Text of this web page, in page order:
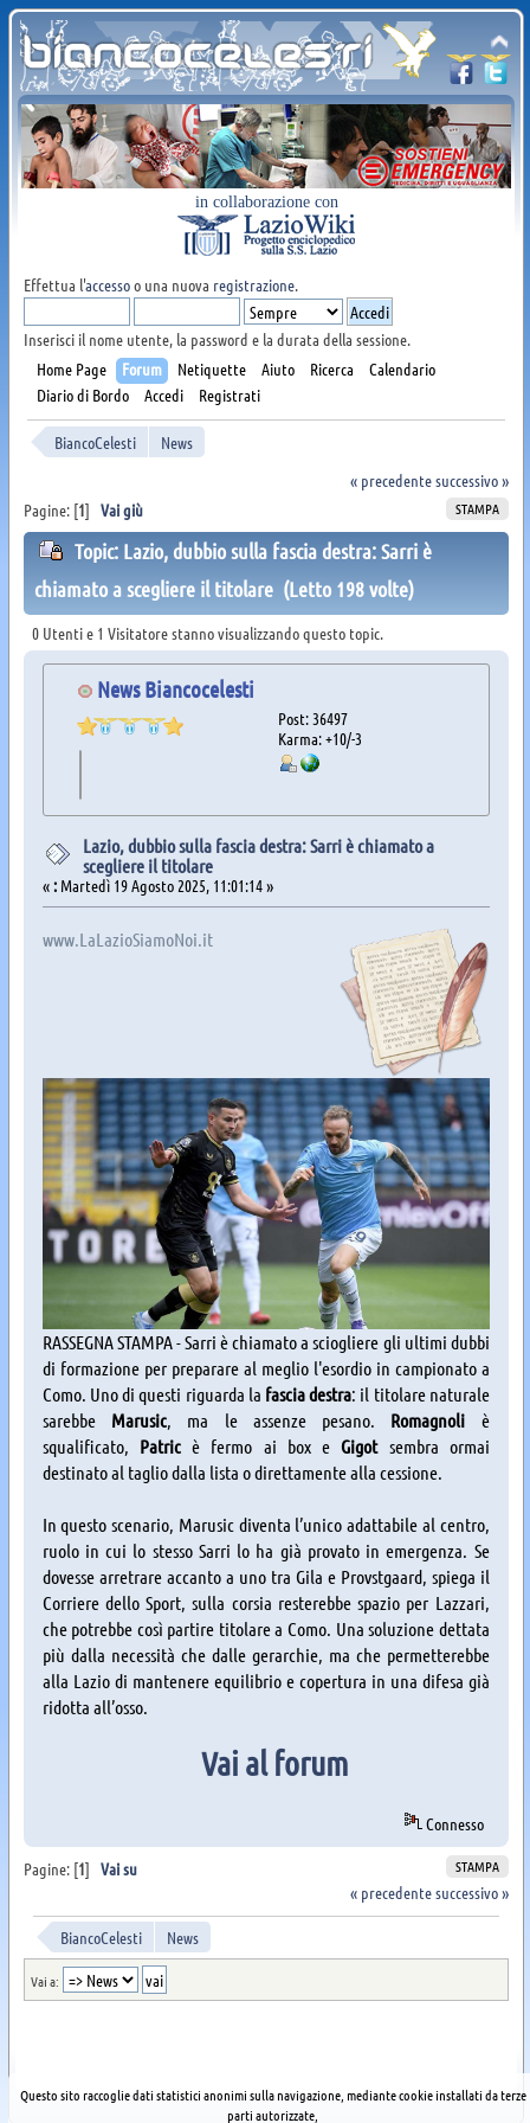
in collaborazione con
Effettua l'accessoo una nuova registrazione.
Inserisci il nome utente, la password e la durata della sessione.
Home Page
Forum Netiquette Aiuto Ricerca
Calendario
Diario di Bordo
Accedi Registrati
BiancoCelesti
News
« precedentesuccessivo »
STAMPA
Pagine: [1] Vai giù
Topic: Lazio, dubbio sulla fascia destra: Sarri è
chiamato a scegliere il titolare (Letto 198 volte)
0 Utenti e 1 Visitatore stanno visualizzando questo topic.
News Biancocelesti
Post: 36497
Karma: +10/-3
Lazio, dubbio sulla fascia destra: Sarri è chiamato a
scegliere il titolare
«:Martedì 19 Agosto 2025, 11:01:14 »
www.LaLazioSiamoNoi.it
RASSEGNA STAMPA - Sarri è chiamato a sciogliere gli ultimi dubbi
di formazione per preparare al meglio l'esordio in campionato a
Como. Uno di questi riguarda la fascia destra: il titolare naturale
sarebbeMarusic, ma le assenze pesano. Romagnoli è
squalificato, Patricè fermo ai box eGigotsembra ormai
destinato al taglio dalla lista o direttamente alla cessione.
In questo scenario, Marusic diventa l’unico adattabile al centro,
ruolo in cui lo stesso Sarri lo ha già provato in emergenza. Se
dovesse arretrare accanto a uno tra Gila e Provstgaard, spiega il
Corriere dello Sport, sulla corsia resterebbe spazio per Lazzari,
che potrebbe così partire titolare a Como. Una soluzione dettata
più dalla necessità che dalle gerarchie, ma che permetterebbe
alla Lazio di mantenere equilibrio e copertura in una difesa già
ridotta all’osso.
Vai al forum
Connesso
STAMPA
Pagine: [1] Vai su
« precedentesuccessivo »
BiancoCelesti News
Vai a:
Questo sito raccoglie dati statistici anonimi sulla navigazione, mediante cookie installati da terze
parti autorizzate,